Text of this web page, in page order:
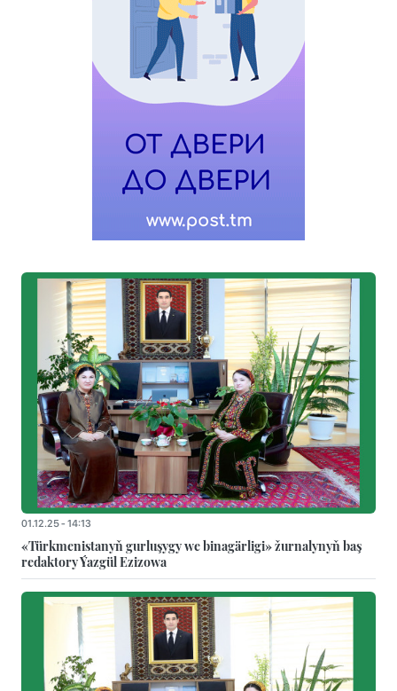
01.12.25 - 14:13
«Türkmenistanyň gurluşygy we binagärligi» žurnalynyň baş
redaktory Ýazgül Ezizowa